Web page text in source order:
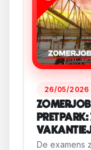
26/05/2026
De examens